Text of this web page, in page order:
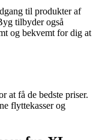
til produkter af
tilbyder også
og bekvemt for dig at
at få de bedste priser.
flyttekasser og